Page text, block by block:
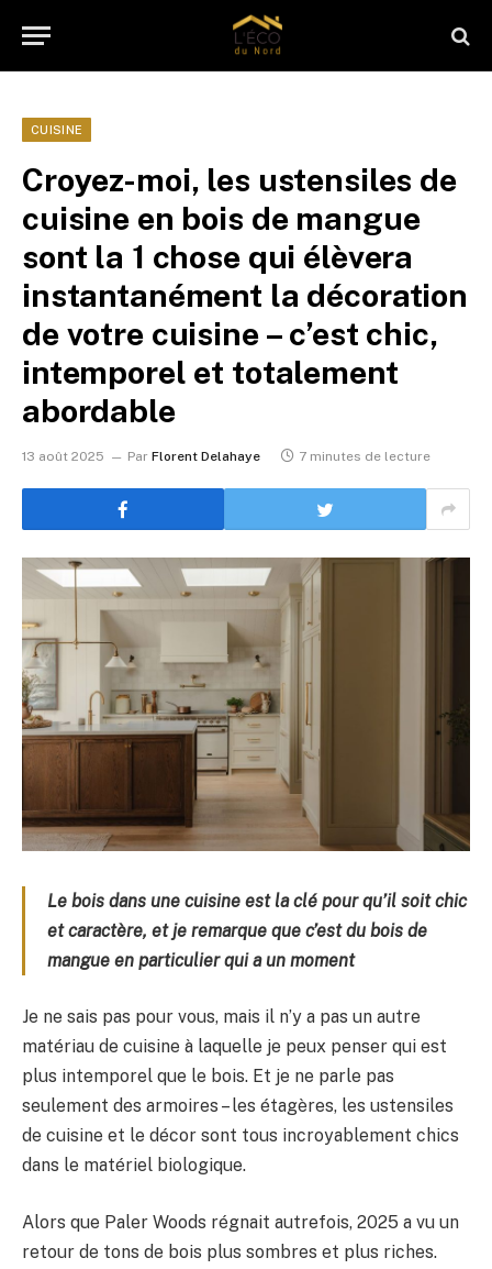
CUISINE
Croyez-moi, les ustensiles de
cuisine en bois de mangue
sont la 1 chose qui élèvera
instantanément la décoration
de votre cuisine – c’est chic,
intemporel et totalement
abordable
13 août 2025 Par Florent Delahaye 7 minutes de lecture
Le bois dans une cuisine est la clé pour qu’il soit chic
et caractère, et je remarque que c’est du bois de
mangue en particulier qui a un moment
Je ne sais pas pour vous, mais il n’y a pas un autre
matériau de cuisine à laquelle je peux penser qui est
plus intemporel que le bois. Et je ne parle pas
seulement des armoires – les étagères, les ustensiles
de cuisine et le décor sont tous incroyablement chics
dans le matériel biologique.
Alors que Paler Woods régnait autrefois, 2025 a vu un
retour de tons de bois plus sombres et plus riches.